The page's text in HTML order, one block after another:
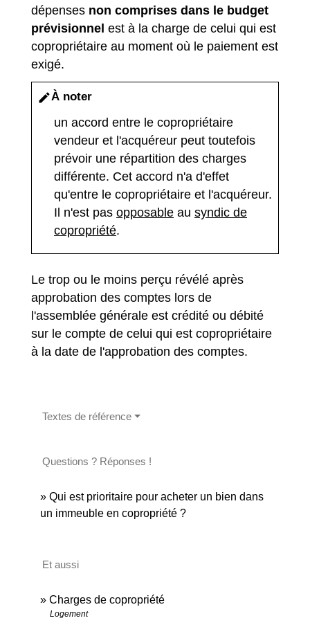
dépenses non comprises dans le budget
prévisionnel est à la charge de celui qui est
copropriétaire au moment où le paiement est
exigé.
editÀ noter
un accord entre le copropriétaire
vendeur et l'acquéreur peut toutefois
prévoir une répartition des charges
différente. Cet accord n'a d'effet
qu'entre le copropriétaire et l'acquéreur.
Il n'est pas opposable au syndic de
copropriété.
Le trop ou le moins perçu révélé après
approbation des comptes lors de
l'assemblée générale est crédité ou débité
sur le compte de celui qui est copropriétaire
à la date de l'approbation des comptes.
Textes de référence
Questions ? Réponses !
Qui est prioritaire pour acheter un bien dans
un immeuble en copropriété ?
Et aussi
Charges de copropriété
Logement